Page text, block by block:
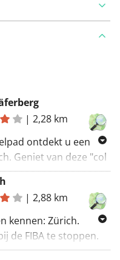
|2,28 km
ontdekt u een
Geniet van deze "col
Een geweldige
9 (van 10). De
op de
|2,88 km
kennen: Zürich.
de FIBA te stoppen.
u over een aantal